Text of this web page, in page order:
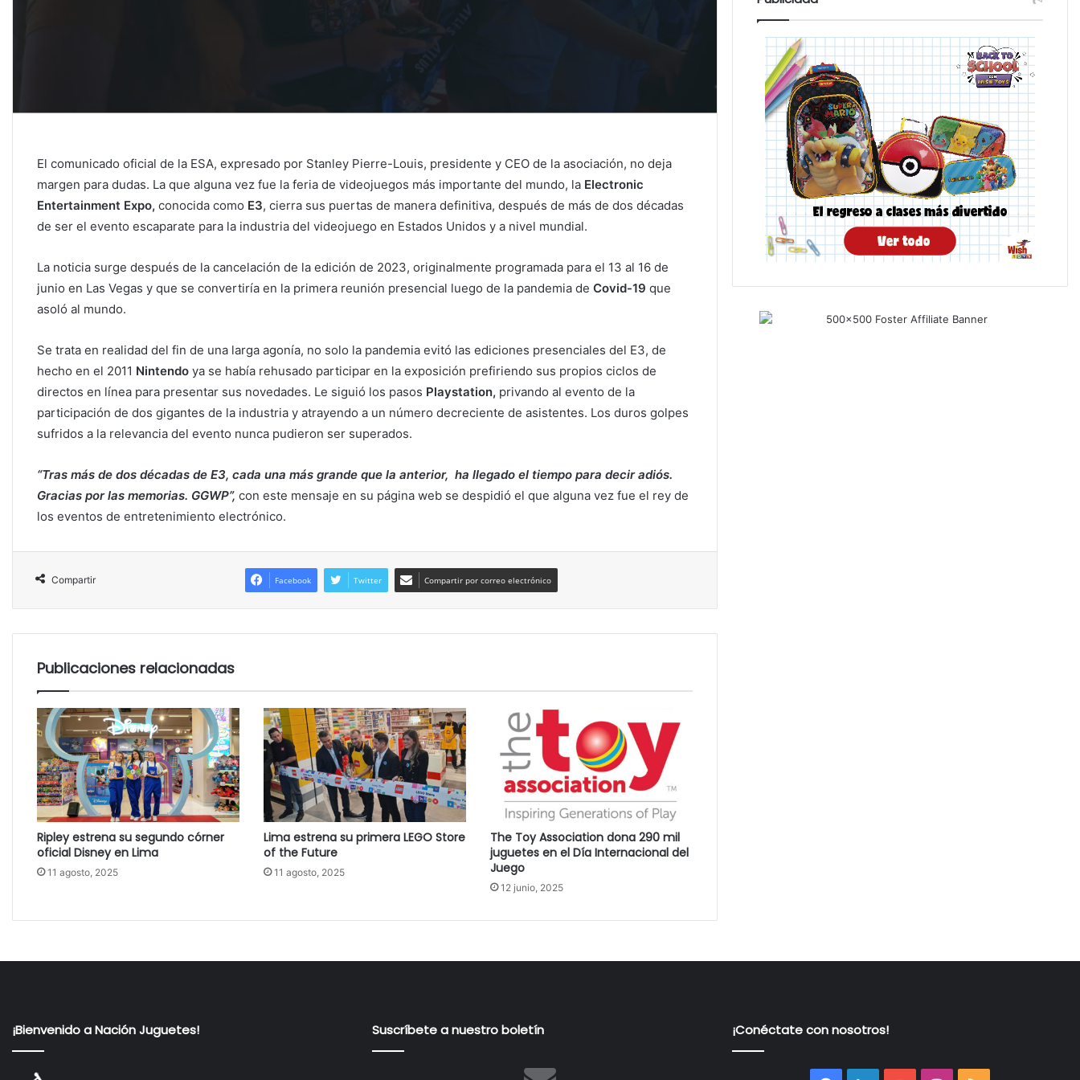
El comunicado oficial de la ESA, expresado por Stanley Pierre-Louis, presidente y CEO de la asociación, no deja
margen para dudas. La que alguna vez fue la feria de videojuegos más importante del mundo, la Electronic
Entertainment Expo, conocida como E3, cierra sus puertas de manera definitiva, después de más de dos décadas
de ser el evento escaparate para la industria del videojuego en Estados Unidos y a nivel mundial.
La noticia surge después de la cancelación de la edición de 2023, originalmente programada para el 13 al 16 de
junio en Las Vegas y que se convertiría en la primera reunión presencial luego de la pandemia de Covid-19 que
asoló al mundo.
Se trata en realidad del fin de una larga agonía, no solo la pandemia evitó las ediciones presenciales del E3, de
hecho en el 2011 Nintendo ya se había rehusado participar en la exposición prefiriendo sus propios ciclos de
directos en línea para presentar sus novedades. Le siguió los pasos Playstation, privando al evento de la
participación de dos gigantes de la industria y atrayendo a un número decreciente de asistentes. Los duros golpes
sufridos a la relevancia del evento nunca pudieron ser superados.
“Tras más de dos décadas de E3, cada una más grande que la anterior, ha llegado el tiempo para decir adiós.
Gracias por las memorias. GGWP”, con este mensaje en su página web se despidió el que alguna vez fue el rey de
los eventos de entretenimiento electrónico.
Compartir Facebook Twitter Compartir por correo electrónico
Publicaciones relacionadas
Ripley estrena su segundo córner
oficial Disney en Lima
11 agosto, 2025
Lima estrena su primera LEGO Store
of the Future
11 agosto, 2025
The Toy Association dona 290 mil
juguetes en el Día Internacional del
Juego
12 junio, 2025
¡Bienvenido a Nación Juguetes! Suscríbete a nuestro boletín ¡Conéctate con nosotros!